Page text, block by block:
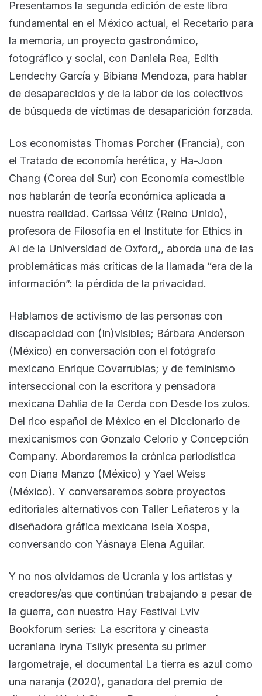
Presentamos la segunda edición de este libro
fundamental en el México actual, el Recetario para
la memoria, un proyecto gastronómico,
fotográfico y social, con Daniela Rea, Edith
Lendechy García y Bibiana Mendoza, para hablar
de desaparecidos y de la labor de los colectivos
de búsqueda de víctimas de desaparición forzada.
Los economistas Thomas Porcher (Francia), con
el Tratado de economía herética, y Ha-Joon
Chang (Corea del Sur) con Economía comestible
nos hablarán de teoría económica aplicada a
nuestra realidad. Carissa Véliz (Reino Unido),
profesora de Filosofía en el Institute for Ethics in
AI de la Universidad de Oxford,, aborda una de las
problemáticas más críticas de la llamada “era de la
información”: la pérdida de la privacidad.
Hablamos de activismo de las personas con
discapacidad con (In)visibles; Bárbara Anderson
(México) en conversación con el fotógrafo
mexicano Enrique Covarrubias; y de feminismo
interseccional con la escritora y pensadora
mexicana Dahlia de la Cerda con Desde los zulos.
Del rico español de México en el Diccionario de
mexicanismos con Gonzalo Celorio y Concepción
Company. Abordaremos la crónica periodística
con Diana Manzo (México) y Yael Weiss
(México). Y conversaremos sobre proyectos
editoriales alternativos con Taller Leñateros y la
diseñadora gráfica mexicana Isela Xospa,
conversando con Yásnaya Elena Aguilar.
Y no nos olvidamos de Ucrania y los artistas y
creadores/as que continúan trabajando a pesar de
la guerra, con nuestro Hay Festival Lviv
Bookforum series: La escritora y cineasta
ucraniana Iryna Tsilyk presenta su primer
largometraje, el documental La tierra es azul como
una naranja (2020), ganadora del premio de